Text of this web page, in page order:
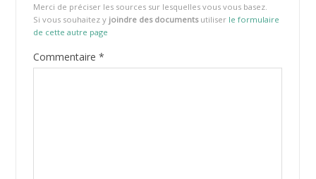
Merci de préciser les sources sur lesquelles vous vous basez.
Si vous souhaitez y joindre des documentsutiliser le formulaire
de cette autre page
Commentaire *